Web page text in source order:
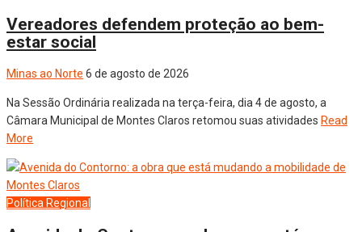
Vereadores defendem proteção ao bem-
estar social
Minas ao Norte 6 de agosto de 2026
Na Sessão Ordinária realizada na terça-feira, dia 4 de agosto, a
Câmara Municipal de Montes Claros retomou suas atividades Read
More
Política Regional